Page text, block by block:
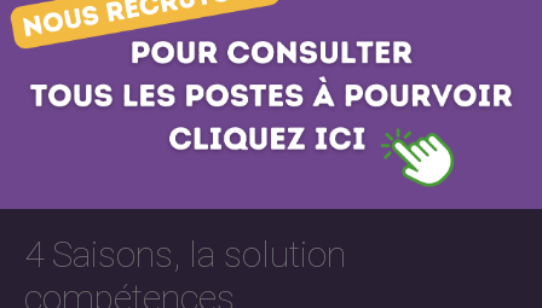
4 Saisons, la solution
compétences